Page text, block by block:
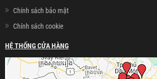
Chính sách bảo mật
Chính sách cookie
HỆ THỐNG CỬA HÀNG